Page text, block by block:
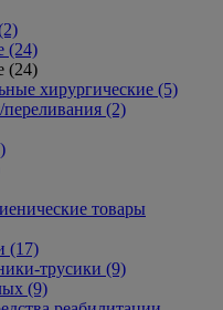
(24)
(24)
хирургические (5)
(2)
товары
(17)
трусики (9)
(9)